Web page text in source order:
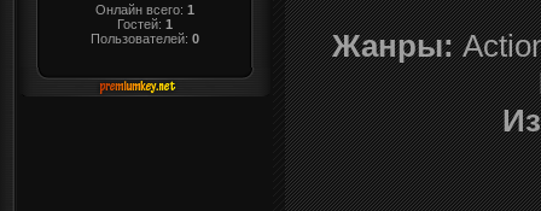
Онлайн всего: 1
Гостей: 1
Пользователей: 0 Жанры: